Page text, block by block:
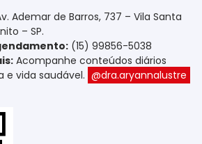
Ademar de Barros, 737 – Vila Santa
– SP.
(15) 99856-5038
Acompanhe conteúdos diários
e vida saudável. @dra.aryannalustre